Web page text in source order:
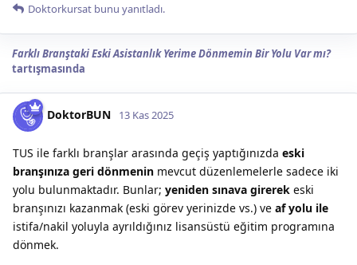
Doktorkursat bunu yanıtladı.
Farklı Branştaki Eski Asistanlık Yerime Dönmemin Bir Yolu Var mı?
tartışmasında
DoktorBUN 13 Kas 2025
TUS ile farklı branşlar arasında geçiş yaptığınızda eski
branşınıza geri dönmenin mevcut düzenlemelerle sadece iki
yolu bulunmaktadır. Bunlar; yeniden sınava girerek eski
branşınızı kazanmak (eski görev yerinizde vs.) ve af yolu ile
istifa/nakil yoluyla ayrıldığınız lisansüstü eğitim programına
dönmek.